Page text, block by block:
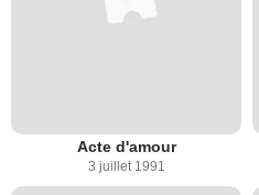
Acte d'amour
3 juillet 1991